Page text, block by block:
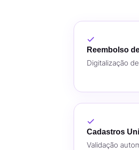
Reembolso
Digitalização
Cadastros
Validação